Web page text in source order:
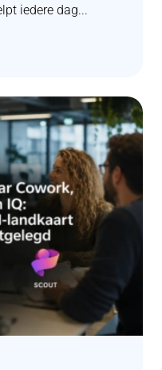
iedere dag...